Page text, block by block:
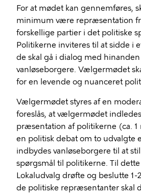
For at mødet kan gennemføres,
minimum være repræsentation
forskellige partier i det politiske
Politikerne inviteres til at sidde i
de skal gå i dialog med
vanløseborgere. Vælgermødet
for en levende og nuanceret
Vælgermødet styres af en
foreslås, at vælgermødet
præsentation af politikerne (ca.
en politisk debat om to udvalgte
indbydes vanløseborgere til at
spørgsmål til politikerne. Til dette
Lokaludvalg drøfte og beslutte 1-
de politiske repræsentanter skal